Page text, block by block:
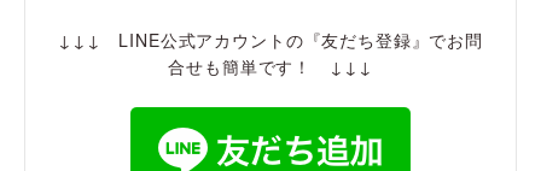
↓↓↓ LINE公式アカウントの『友だち登録』でお問
合せも簡単です！ ↓↓↓